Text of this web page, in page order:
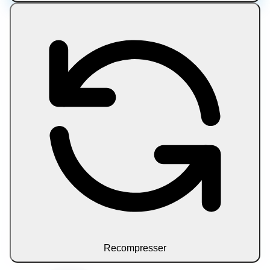
Compresser tous les fichiers
Recompresser
applied during decoding so portraits display upright. Use
it when you need HEIC content viewable everywhere
without quality compromise.